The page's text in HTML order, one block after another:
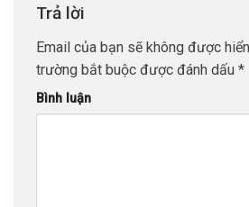
Trả lời
Email của bạn sẽ không được
trường bắt buộc được đánh dấu *
Bình luận